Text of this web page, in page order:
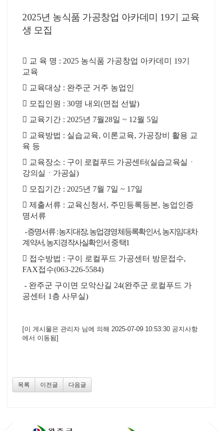
2025년 농식품 가공창업 아카데미 19기 교육
생 모집
 교 육 명 : 2025 농식품 가공창업 아카데미 19기
교육
 교육대상 : 완주군 거주 농업인
 모집인원 : 30명 내외(면접 선발)
 교육기간 : 2025년 7월28일~ 12월 5일
 교육방법 : 실습교육, 이론교육, 가공장비 활용 교
육 등
 교육장소 : 구이 로컬푸드 가공센터(실습교육실ㆍ
강의실ㆍ가공실)
 모집기간 : 2025년 7월 7일~ 17일
제출서류 : 교육신청서 , 주민등록등본, 농업인증
명서류
-증명서류:농지대장,농업경영체등록확인서,농지임대차
계약서,농지경작사실확인서 중 택1
 접수방법 : 구이 로컬푸드 가공센터 방문접수,
FAX접수(063-226-5584)
- 완주군 구이면 모악산길 24(완주군 로컬푸드 가
공센터 1 층 사무실)
[이 게시물은 관리자 님에 의해 2025-07-09 10:53:30 공지사항
에서 이동됨]
목록 이전글 다음글